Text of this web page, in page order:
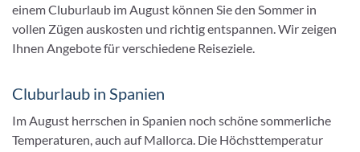
einem Cluburlaub im August können Sie den Sommer in
vollen Zügen auskosten und richtig entspannen. Wir zeigen
Ihnen Angebote für verschiedene Reiseziele.
Cluburlaub in Spanien
Im August herrschen in Spanien noch schöne sommerliche
Temperaturen, auch auf Mallorca. Die Höchsttemperatur